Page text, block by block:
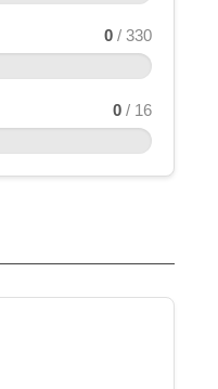
0 / 330
0 / 16